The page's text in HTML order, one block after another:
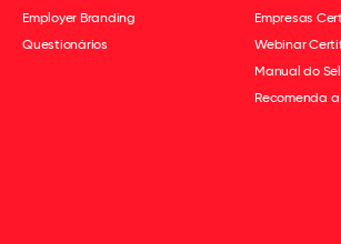
Employer Branding
Questionários
Empresas
Webinar
Manual do
Recomenda